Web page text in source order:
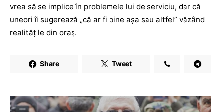
vrea să se implice în problemele lui de serviciu, dar că
uneori îi sugerează „că ar fi bine așa sau altfel” văzând
realitățile din oraș.
Share Tweet